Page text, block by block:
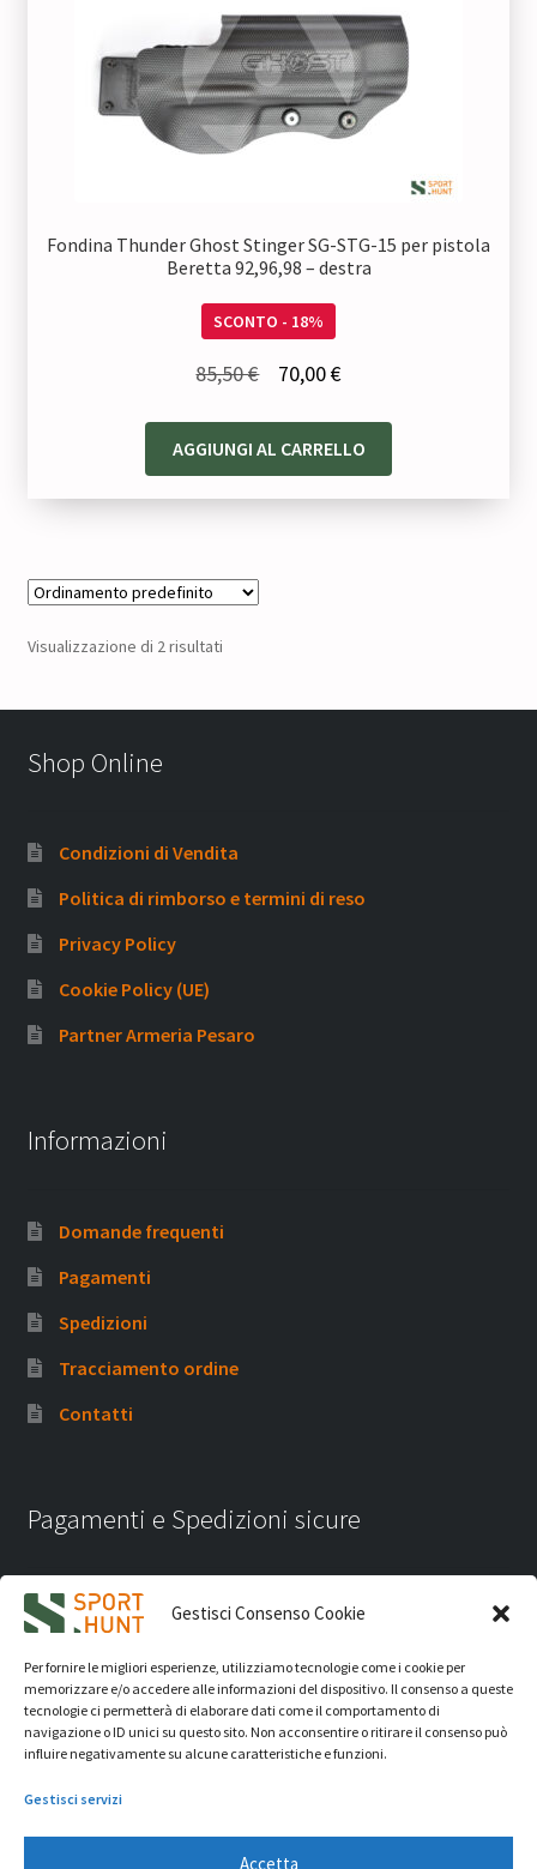
Gestisci Consenso Cookie
Per fornire le migliori esperienze, utilizziamo tecnologie come i cookie per
memorizzare e/o accedere alle informazioni del dispositivo. Il consenso a queste
tecnologie ci permetterà di elaborare dati come il comportamento di
navigazione o ID unici su questo sito. Non acconsentire o ritirare il consenso può
influire negativamente su alcune caratteristiche e funzioni.
Gestisci servizi
Accetta
Fondina Thunder Ghost Stinger SG-STG-15 per pistola
Beretta 92,96,98 – destra
SCONTO - 18%
85,50€
originale
era:
70,00€Il
attuale
è:
AGGIUNGI AL CARRELLO
Visualizzazione di 2 risultati
Shop Online
Condizioni di Vendita
Politica di rimborso e termini di reso
Privacy Policy
Cookie Policy (UE)
Partner Armeria Pesaro
Informazioni
Domande frequenti
Pagamenti
Spedizioni
Tracciamento ordine
Contatti
Pagamenti e Spedizioni sicure